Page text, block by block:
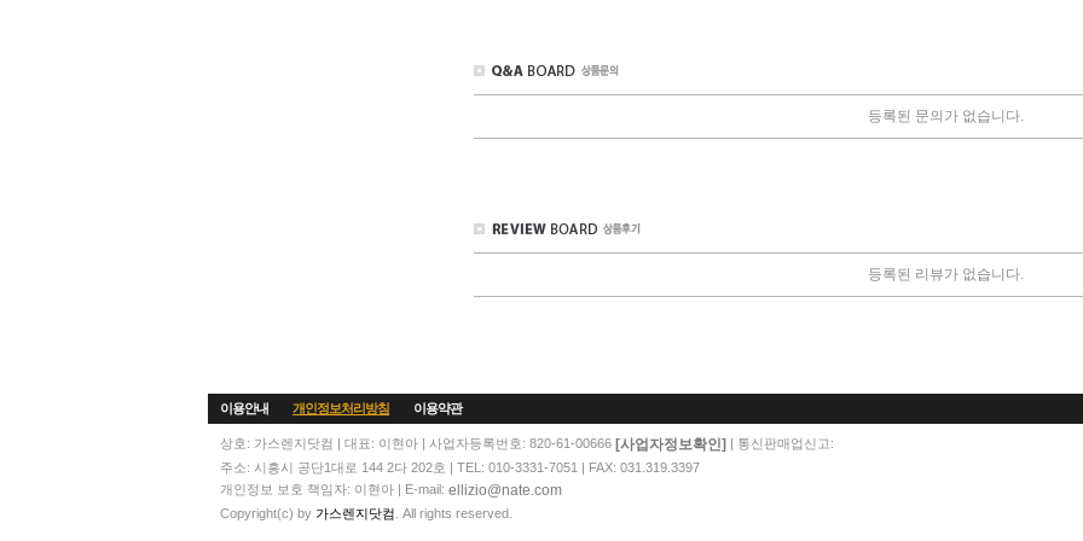
등록된 문의가 없습니다.
등록된 리뷰가 없습니다.
이용안내 개인정보처리방침 이용약관
상호: 가스렌지닷컴 | 대표: 이현아 | 사업자등록번호: 820-61-00666 [사업자정보확인] | 통신판매업신고:
주소: 시흥시 공단1대로 144 2다 202호 | TEL: 010-3331-7051 | FAX: 031.319.3397
개인정보 보호 책임자: 이현아 | E-mail: ellizio@nate.com
Copyright(c) by 가스렌지닷컴 . All rights reserved.